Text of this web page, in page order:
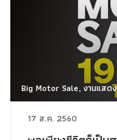
Big Motor Sale, งานแสด
17 ส.ค. 2560